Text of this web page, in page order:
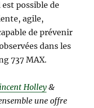
possible de
agile,
de prévenir
dans les
737 MAX.
Holley&
une offre